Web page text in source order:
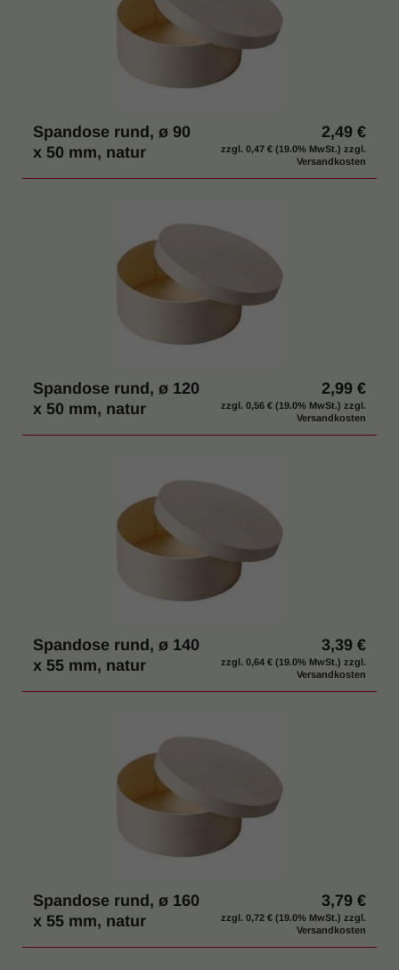
Spandose rund, ø 90
x 50 mm, natur
2,49 €
zzgl. 0,47 € (19.0% MwSt.) zzgl.
Versandkosten
Spandose rund, ø 120
x 50 mm, natur
2,99 €
zzgl. 0,56 € (19.0% MwSt.) zzgl.
Versandkosten
Spandose rund, ø 140
x 55 mm, natur
3,39 €
zzgl. 0,64 € (19.0% MwSt.) zzgl.
Versandkosten
Spandose rund, ø 160
x 55 mm, natur
3,79 €
zzgl. 0,72 € (19.0% MwSt.) zzgl.
Versandkosten